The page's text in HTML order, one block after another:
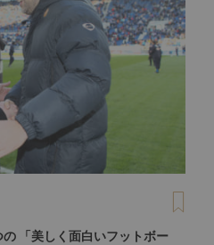
「美しく面白いフットボー